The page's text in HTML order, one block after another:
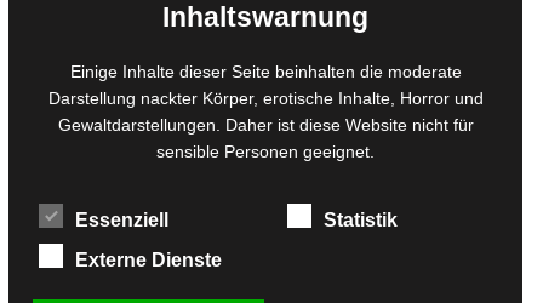
Foto- und Bildbearbeitung
Fotorestauration
Creative Artwork
MPS Fotografie
WordPress Support
Inhaltswarnung
Einige Inhalte dieser Seite beinhalten die moderate
Darstellung nackter Körper, erotische Inhalte, Horror und
Gewaltdarstellungen. Daher ist diese Website nicht für
sensible Personen geeignet.
Essenziell
Statistik
Externe Dienste